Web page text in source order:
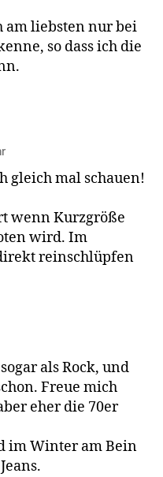
am liebsten nur bei
so dass ich die
gleich mal schauen!
wenn Kurzgröße
wird. Im
reinschlüpfen
als Rock, und
Freue mich
eher die 70er
im Winter am Bein